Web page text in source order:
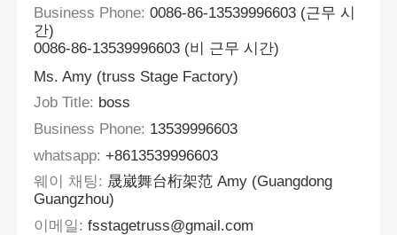
Business Phone: 0086-86-13539996603 (근무 시
간)
0086-86-13539996603 (비 근무 시간)
Ms. Amy (truss Stage Factory)
Job Title: boss
Business Phone: 13539996603
whatsapp: +8613539996603
웨이 채팅: 晟崴舞台桁架范 Amy (Guangdong
Guangzhou)
이메일: fsstagetruss@gmail.com